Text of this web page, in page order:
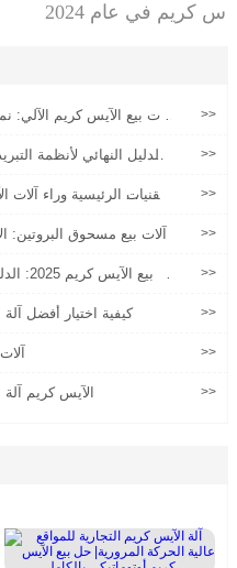
س كريم في عام 2024
آلات بيع الآيس كريم الآلي:
>>
الدليل النهائي لأنظمة
>>
التقنيات الرئيسية وراء
>>
آلات بيع مسحوق البروتين: >>
آلة
>>
كيفية اختيار أفضل >>
>>
الآيس كريم >>